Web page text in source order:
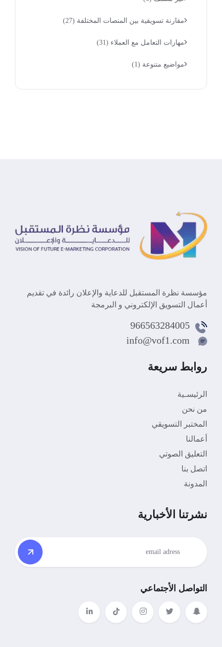
مقارنة تسويقية بين المنصات المختلفة (27)
مهارات التعامل مع العملاء (31)
مواضيع متنوعة (1)
مؤسسة نظرة المستقبل للدعاية والإعلان رائدة في تقديم
أعمال التسويق الإلكتروني و البرمجة
966563284005
info@vof1.com
روابط سريعة
الرئيسـية
من نحن
المختبر التسويقي
أعمالنا
التعليق الصوتي
اتصل بنا
المدونة
نشرتنا الأخبارية
التواصل الأجتماعي